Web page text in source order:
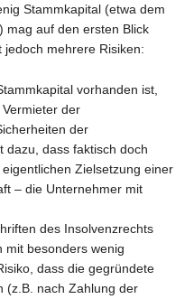
Stammkapital (etwa dem
mag auf den ersten Blick
mehrere Risiken:
vorhanden ist,
der
der
dazu, dass faktisch doch
Zielsetzung einer
– die Unternehmer mit
des Insolvenzrechts
mit besonders wenig
dass die gegründete
(z.B. nach Zahlung der